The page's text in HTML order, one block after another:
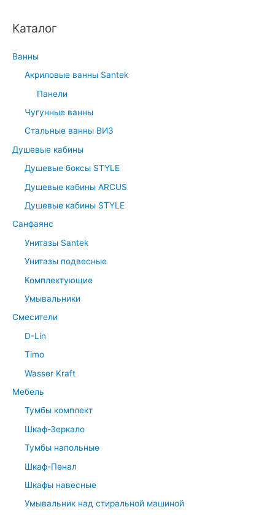
Каталог
Ванны
Акриловые ванны Santek
Панели
Чугунные ванны
Стальные ванны ВИЗ
Душевые кабины
Душевые боксы STYLE
Душевые кабины ARCUS
Душевые кабины STYLE
Санфаянс
Унитазы Santek
Унитазы подвесные
Комплектующие
Умывальники
Смесители
D-Lin
Timo
Wasser Kraft
Мебель
Тумбы комплект
Шкаф-Зеркало
Тумбы напольные
Шкаф-Пенал
Шкафы навесные
Умывальник над стиральной машиной